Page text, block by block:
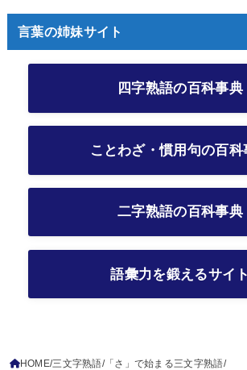
言葉の姉妹サイト
四字熟語の百科事典
ことわざ・慣用句の百科
二字熟語の百科事典
語彙力を鍛えるサイト
HOME 三文字熟語 「さ」で始まる三文字熟語